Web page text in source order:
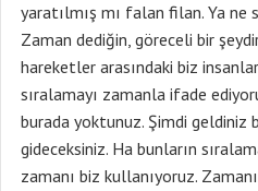
yaratılmış mı falan filan. Ya ne
Zaman dediğin, göreceli bir
hareketler arasındaki biz
sıralamayı zamanla ifade
burada yoktunuz. Şimdi geldiniz
gideceksiniz. Ha bunların
zamanı biz kullanıyoruz.